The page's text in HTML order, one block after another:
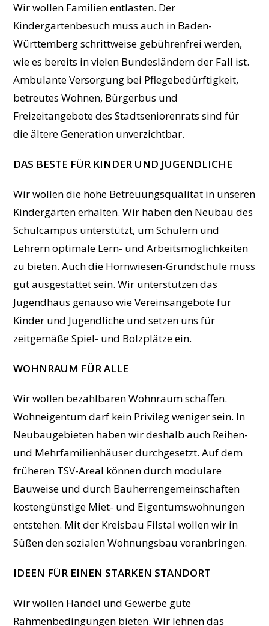
Wir wollen Familien entlasten. Der
Kindergartenbesuch muss auch in Baden-
Württemberg schrittweise gebührenfrei werden,
wie es bereits in vielen Bundesländern der Fall ist.
Ambulante Versorgung bei Pflegebedürftigkeit,
betreutes Wohnen, Bürgerbus und
Freizeitangebote des Stadtseniorenrats sind für
die ältere Generation unverzichtbar.
DAS BESTE FÜR KINDER UND JUGENDLICHE
Wir wollen die hohe Betreuungsqualität in unseren
Kindergärten erhalten. Wir haben den Neubau des
Schulcampus unterstützt, um Schülern und
Lehrern optimale Lern- und Arbeitsmöglichkeiten
zu bieten. Auch die Hornwiesen-Grundschule muss
gut ausgestattet sein. Wir unterstützen das
Jugendhaus genauso wie Vereinsangebote für
Kinder und Jugendliche und setzen uns für
zeitgemäße Spiel- und Bolzplätze ein.
WOHNRAUM FÜR ALLE
Wir wollen bezahlbaren Wohnraum schaffen.
Wohneigentum darf kein Privileg weniger sein. In
Neubaugebieten haben wir deshalb auch Reihen-
und Mehrfamilienhäuser durchgesetzt. Auf dem
früheren TSV-Areal können durch modulare
Bauweise und durch Bauherrengemeinschaften
kostengünstige Miet- und Eigentumswohnungen
entstehen. Mit der Kreisbau Filstal wollen wir in
Süßen den sozialen Wohnungsbau voranbringen.
IDEEN FÜR EINEN STARKEN STANDORT
Wir wollen Handel und Gewerbe gute
Rahmenbedingungen bieten. Wir lehnen das